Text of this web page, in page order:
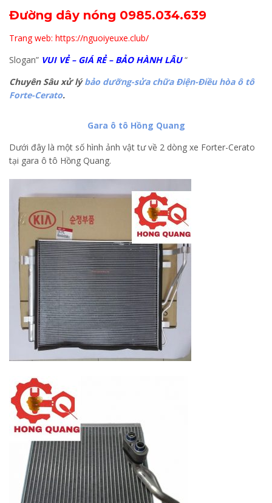
Đường dây nóng 0985.034.639
Trang web: https://nguoiyeuxe.club/
Slogan” VUI VẺ – GIÁ RẺ – BẢO HÀNH LÂU “
Chuyên Sâu xử lýbảo dưỡng-sửa chữa Điện-Điều hòa ô tô
Forte-Cerato.
Gara ô tô Hồng Quang
Dưới đây là một số hình ảnh vật tư về 2 dòng xe Forter-Cerato
tại gara ô tô Hồng Quang.